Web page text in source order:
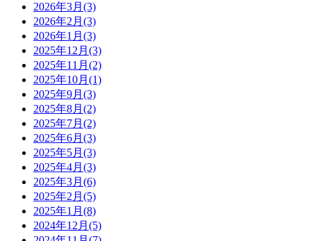
2026年3月(3)
2026年2月(3)
2026年1月(3)
2025年12月(3)
2025年11月(2)
2025年10月(1)
2025年9月(3)
2025年8月(2)
2025年7月(2)
2025年6月(3)
2025年5月(3)
2025年4月(3)
2025年3月(6)
2025年2月(5)
2025年1月(8)
2024年12月(5)